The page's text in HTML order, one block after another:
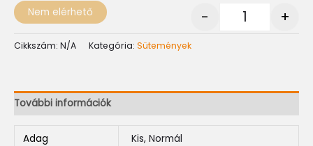
- +
Nem elérhető
Cikkszám: N/A Kategória: Sütemények
További információk
Adag Kis, Normál